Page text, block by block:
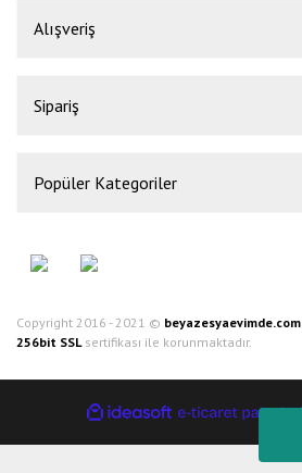
Alışveriş
Sipariş
Popüler Kategoriler
Copyright 2016 - 2021 © beyazesyaevimde.com
256bit SSLsertifikası ile korunmaktadır.
ideasoft